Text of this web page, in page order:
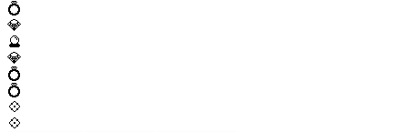
💍
💎
🔮
💎
💍
💍
💠
💠